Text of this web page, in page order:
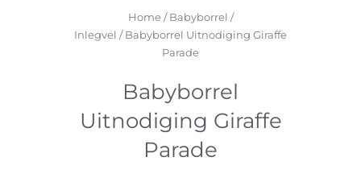
Home/Babyborrel /
Inlegvel / Babyborrel Uitnodiging Giraffe
Parade
Babyborrel
Uitnodiging Giraffe
Parade